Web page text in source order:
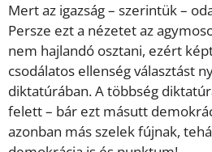
Mert az igazság – szerintük –
Persze ezt a nézetet az
nem hajlandó osztani, ezért
csodálatos ellenség választást
diktatúrában. A többség
felett – bár ezt másutt
azonban más szelek fújnak,